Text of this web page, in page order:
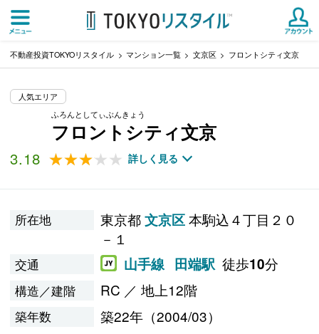
不動産投資TOKYOリスタイル マンション一覧 文京区 フロントシティ文京
人気エリア
ふろんとしてぃぶんきょう
フロントシティ文京
3.18 ★★★★★
★★★★★ 詳しく見る
所在地 東京都文京区本駒込４丁目２０
－１
交通 山手線 田端駅 徒歩10分
構造／建階 RC ／ 地上12階
築年数 築22年（2004/03）